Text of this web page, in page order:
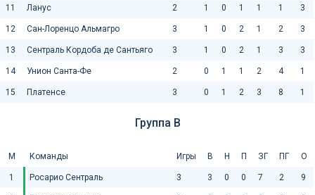
11 Ланус 2 1 0 1 1 1 3
12 Сан-Лоренцо Альмагро 3 1 0 2 1 2 3
13 Сентраль Кордоба де Сантьяго 3 1 0 2 1 3 3
14 Унион Санта-Фе 2 0 1 1 2 4 1
15 Платенсе 3 0 1 2 3 8 1
Группа B
М Команды Игры В Н П ЗГ ПГ О
1 Росарио Сентраль 3 3 0 0 7 2 9